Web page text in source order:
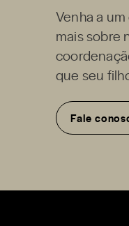
Venha a
mais sobre
que seu
Fale